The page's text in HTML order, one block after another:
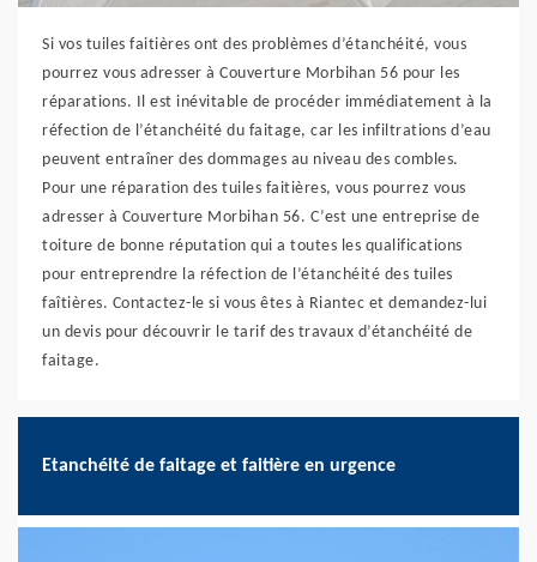
Si vos tuiles faitières ont des problèmes d’étanchéité, vous
pourrez vous adresser à Couverture Morbihan 56 pour les
réparations. Il est inévitable de procéder immédiatement à la
réfection de l’étanchéité du faitage, car les infiltrations d’eau
peuvent entraîner des dommages au niveau des combles.
Pour une réparation des tuiles faitières, vous pourrez vous
adresser à Couverture Morbihan 56. C’est une entreprise de
toiture de bonne réputation qui a toutes les qualifications
pour entreprendre la réfection de l’étanchéité des tuiles
faîtières. Contactez-le si vous êtes à Riantec et demandez-lui
un devis pour découvrir le tarif des travaux d’étanchéité de
faitage.
Etanchéité de faitage et faitière en urgence